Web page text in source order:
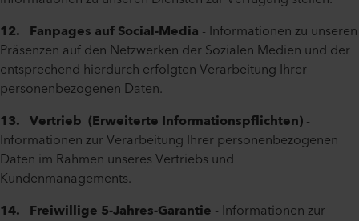
12. Fanpages auf Social-Media - Informationen zu unseren
Präsenzen auf den Netzwerken der Sozialen Medien und der
entsprechend hierdurch erfolgten Verarbeitung Ihrer
personenbezogenen Daten.
13. Vertrieb (Erweiterte Informationspflichten)-
Informationen zur Verarbeitung Ihrer personenbezogenen
Daten im Rahmen unseres Vertriebs und
Kundenmanagements.
14. Freiwillige 5-Jahres-Garantie - Informationen zur